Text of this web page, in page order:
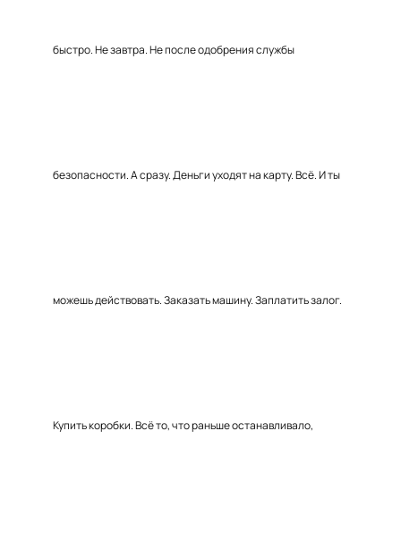
быстро. Не завтра. Не после одобрения службы
безопасности. А сразу. Деньги уходят на карту. Всё. И ты
можешь действовать. Заказать машину. Заплатить залог.
Купить коробки. Всё то, что раньше останавливало,